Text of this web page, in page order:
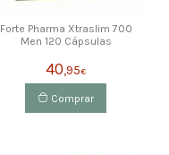
Forte Pharma Xtraslim 700
Men 120 Cápsulas
40,95€
Comprar